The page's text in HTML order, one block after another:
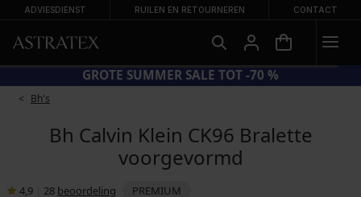
ADVIESDIENST RUILEN EN RETOURNEREN CONTACT
GROTE SUMMER
Bh's
Bh Calvin Klein CK96 Bralette
voorgevormd
4,9 28 beoordeling PREMIUM